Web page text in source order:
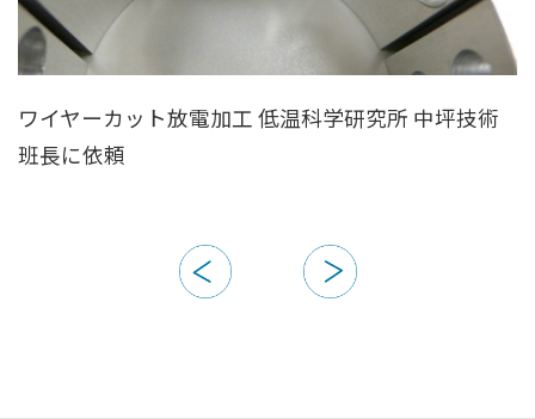
ワイヤーカット放電加工 低温科学研究所 中坪技術
班長に依頼